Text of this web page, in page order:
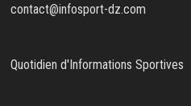
contact@infosport-dz.com
Quotidien d'Informations Sportives